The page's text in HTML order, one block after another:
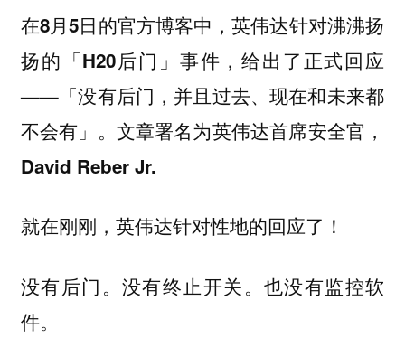
在8月5日的官方博客中，英伟达针对沸沸扬
扬的「H20后门」事件，给出了正式回应
——「没有后门，并且过去、现在和未来都
不会有」。文章署名为英伟达首席安全官，
David Reber Jr.
就在刚刚，英伟达针对性地的回应了！
没有后门。没有终止开关。也没有监控软
件。